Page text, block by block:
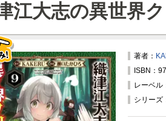
江大志の異世界
著者：
ISBN：
レーベル
シリーズ